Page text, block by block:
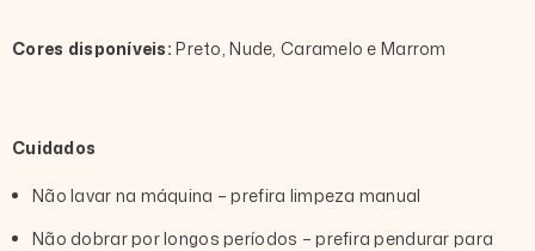
Cores disponíveis:Preto, Nude, Caramelo e Marrom
Cuidados
Não lavar na máquina – prefira limpeza manual
Não dobrar por longos períodos – prefira pendurar para